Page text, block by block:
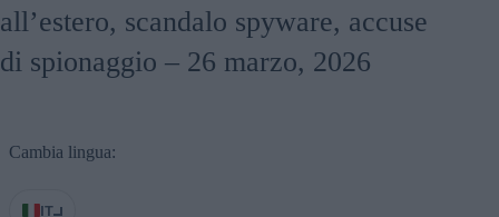
all’estero, scandalo spyware, accuse
di spionaggio – 26 marzo, 2026
Cambia lingua:
IT